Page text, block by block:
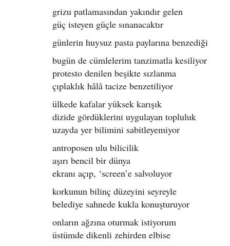
grizu patlamasından yakındır gelen
güç isteyen güçle sınanacaktır
günlerin huysuz pasta paylarına benzediği
bugün de cümlelerim tanzimatla kesiliyor
protesto denilen beşikte sızlanma
çıplaklık hâlâ tacize benzetiliyor
ülkede kafalar yüksek karışık
dizide gördüklerini uygulayan topluluk
uzayda yer bilimini sabitleyemiyor
antroposen ulu bilicilik
aşırı bencil bir dünya
ekranı açıp, ‘screen’e salvoluyor
korkunun bilinç düzeyini seyreyle
belediye sahnede kukla konuşturuyor
onların ağzına oturmak istiyorum
üstümde dikenli zehirden elbise